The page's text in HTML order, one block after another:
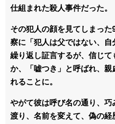
仕組まれた殺人事件だった。
その犯人の顔を見てしまっ
察に「犯人は父ではない、
繰り返し証言するが、信じ
か、「嘘つき」と呼ばれ、
れることに。
やがて彼は呼び名の通り、
渡り、名前を変えて、偽の